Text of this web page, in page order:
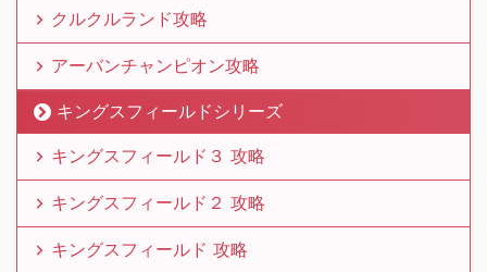
クルクルランド攻略
アーバンチャンピオン攻略
キングスフィールドシリーズ
キングスフィールド３ 攻略
キングスフィールド２ 攻略
キングスフィールド 攻略